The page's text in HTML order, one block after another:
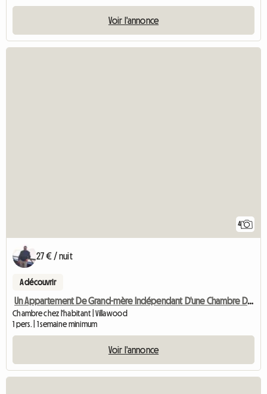
Voir l'annonce
4
27 € / nuit
A découvrir
Un Appartement De Grand-mère Indépendant D'une Chambre Disponible à La Location
Chambre chez l'habitant | Villawood
1 pers. | 1 semaine minimum
Voir l'annonce